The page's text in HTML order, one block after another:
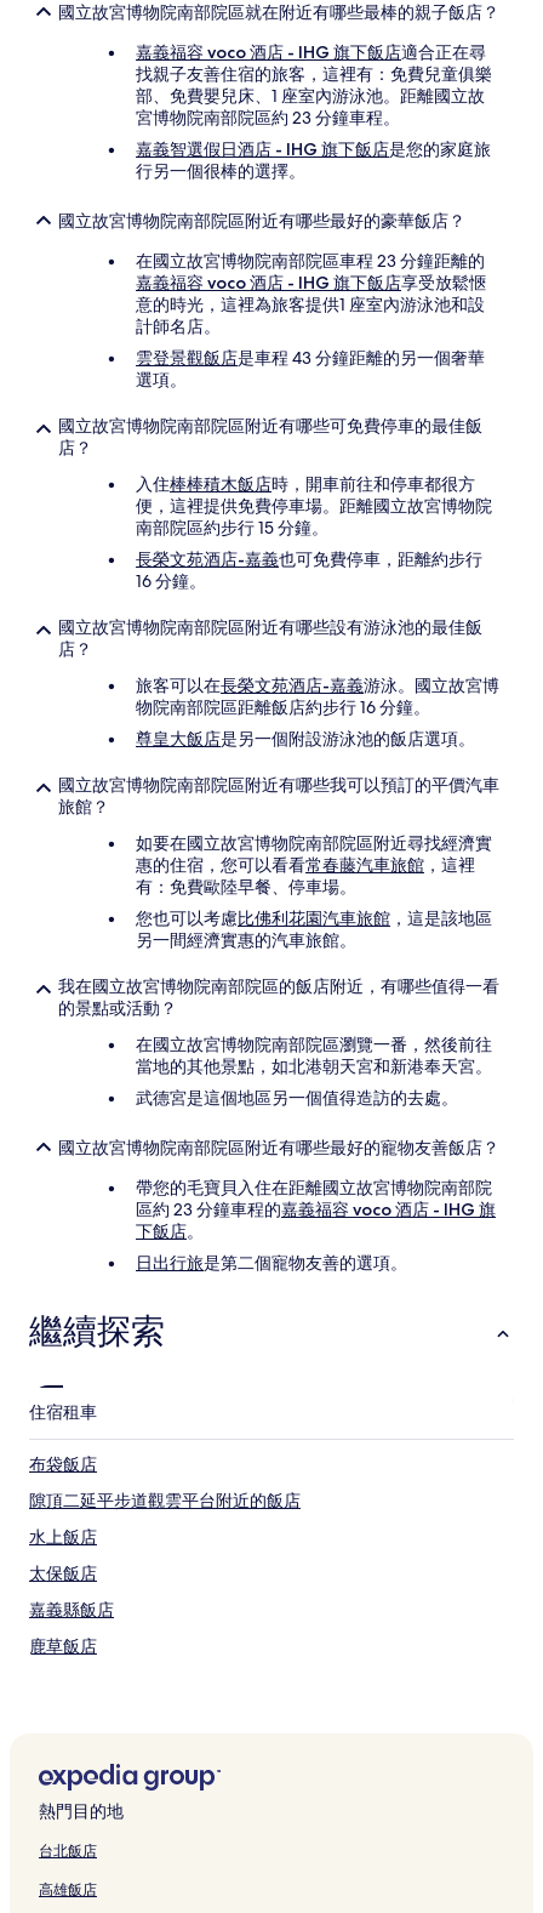
國立故宮博物院南部院區就在附近有哪些最棒的親子飯店？
嘉義福容 voco 酒店 - IHG 旗下飯店適合正在尋
找親子友善住宿的旅客，這裡有：免費兒童俱樂
部、免費嬰兒床、1 座室內游泳池。距離國立故
宮博物院南部院區約 23 分鐘車程。
嘉義智選假日酒店 - IHG 旗下飯店是您的家庭旅
行另一個很棒的選擇。
國立故宮博物院南部院區附近有哪些最好的豪華飯店？
在國立故宮博物院南部院區車程 23 分鐘距離的
嘉義福容 voco 酒店 - IHG 旗下飯店享受放鬆愜
意的時光，這裡為旅客提供1 座室內游泳池和設
計師名店。
雲登景觀飯店是車程 43 分鐘距離的另一個奢華
選項。
國立故宮博物院南部院區附近有哪些可免費停車的最佳飯
店？
入住棒棒積木飯店時，開車前往和停車都很方
便，這裡提供免費停車場。距離國立故宮博物院
南部院區約步行 15 分鐘。
長榮文苑酒店-嘉義也可免費停車，距離約步行
16 分鐘。
國立故宮博物院南部院區附近有哪些設有游泳池的最佳飯
店？
旅客可以在長榮文苑酒店-嘉義游泳。國立故宮博
物院南部院區距離飯店約步行 16 分鐘。
尊皇大飯店是另一個附設游泳池的飯店選項。
國立故宮博物院南部院區附近有哪些我可以預訂的平價汽車
旅館？
如要在國立故宮博物院南部院區附近尋找經濟實
惠的住宿，您可以看看常春藤汽車旅館 ，這裡
有：免費歐陸早餐、停車場。
您也可以考慮比佛利花園汽車旅館 ，這是該地區
另一間經濟實惠的汽車旅館。
我在國立故宮博物院南部院區的飯店附近，有哪些值得一看
的景點或活動？
在國立故宮博物院南部院區瀏覽一番，然後前往
當地的其他景點，如北港朝天宮和新港奉天宮。
武德宮是這個地區另一個值得造訪的去處。
國立故宮博物院南部院區附近有哪些最好的寵物友善飯店？
帶您的毛寶貝入住在距離國立故宮博物院南部院
區約 23 分鐘車程的嘉義福容 voco 酒店 - IHG 旗
下飯店。
日出行旅是第二個寵物友善的選項。
繼續探索
住宿租車
布袋飯店
隙頂二延平步道觀雲平台附近的飯店
水上飯店
太保飯店
嘉義縣飯店
鹿草飯店
喵星人愛情故事彩繪牆附近的飯店
天公壇附近的飯店
太平雲梯附近的飯店
北港鎮觀光大橋附近的飯店
熱門目的地
台北飯店
高雄飯店